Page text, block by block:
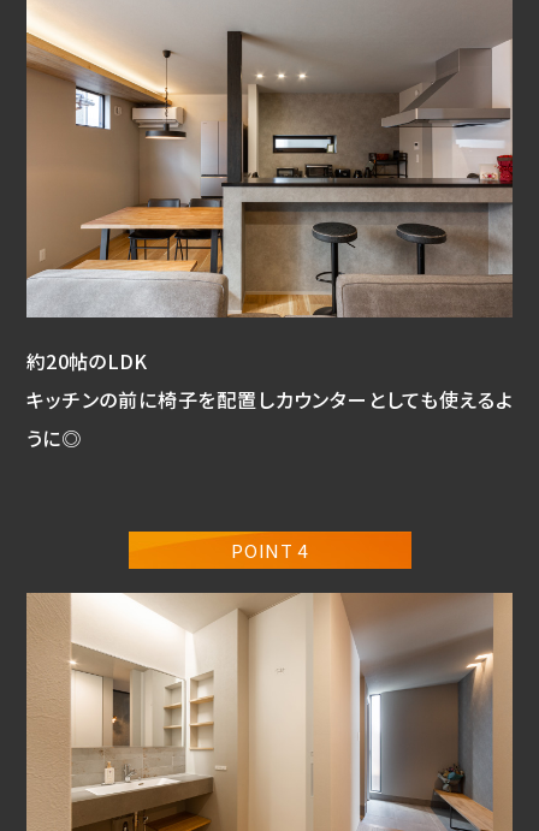
約20帖のLDK
キッチンの前に椅子を配置しカウンターとしても使えるよ
うに◎
POINT 4